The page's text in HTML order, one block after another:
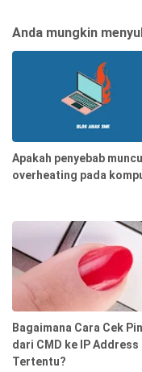
Anda mungkin
Apakah penyebab
overheating pada
Bagaimana Cara Cek
dari CMD ke IP Address
Tertentu?